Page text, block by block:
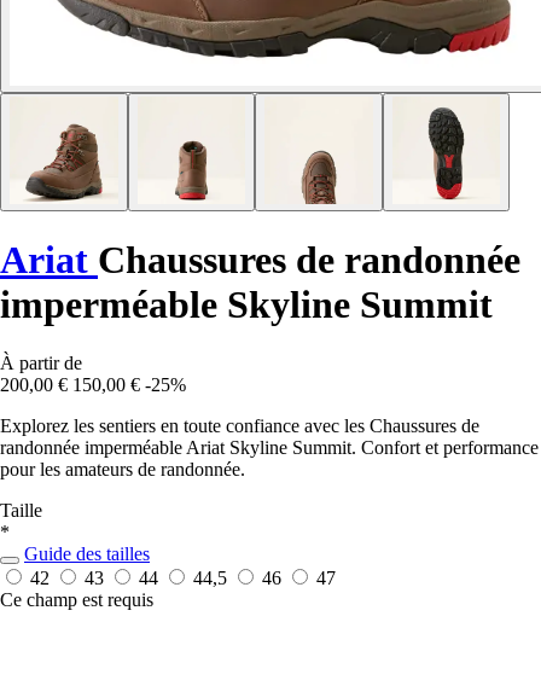
Ariat Chaussures de randonnée
imperméable Skyline Summit
À partir de
200,00 € 150,00 € -25%
Explorez les sentiers en toute confiance avec les Chaussures de
randonnée imperméable Ariat Skyline Summit. Confort et performance
pour les amateurs de randonnée.
Taille
*
Guide des tailles
42
43 44 44,5 46
47
Ce champ est requis